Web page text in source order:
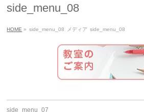
side_menu_08
HOME » side_menu_08 メディア side_menu_08
side_menu_07